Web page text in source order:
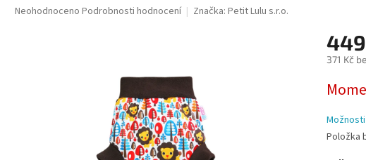
Průměrné
Neohodnoceno Podrobnosti hodnocení Značka: Petit Lulu s.r.o.
371 Kč
cena:
Položka